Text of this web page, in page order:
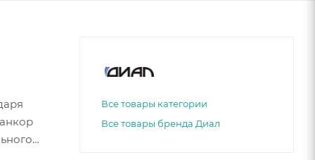
Все товары категории
Все товары бренда Диал